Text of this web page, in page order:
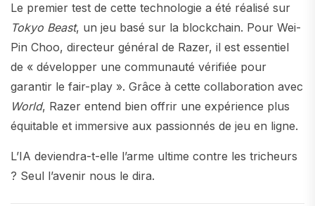
Le premier test de cette technologie a été réalisé sur
Tokyo Beast, un jeu basé sur la blockchain. Pour Wei-
Pin Choo, directeur général de Razer, il est essentiel
de « développer une communauté vérifiée pour
garantir le fair-play ». Grâce à cette collaboration avec
World, Razer entend bien offrir une expérience plus
équitable et immersive aux passionnés de jeu en ligne.
L’IA deviendra-t-elle l’arme ultime contre les tricheurs
? Seul l’avenir nous le dira.